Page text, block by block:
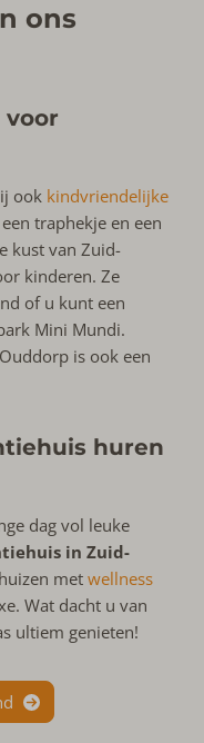
ons
voor
ook kindvriendelijke
traphekje en een
kust van Zuid-
kinderen. Ze
of u kunt een
Mini Mundi.
is ook een
huren
dag vol leuke
in Zuid-
metwellness
Wat dacht u van
ultiem genieten!